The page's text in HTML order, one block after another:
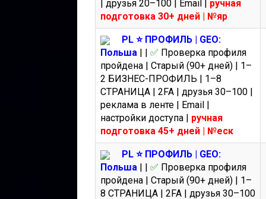
| друзья 20–100 | Email | ручная
подготовка 30+ дней | №яр
PL ⭐️ ПРОФИЛЬ | GEO:
Польша | | ✅ Проверка профиля
пройдена | Старый (90+ дней) | 1–
2 БИЗНЕС-ПРОФИЛЬ | 1–8
СТРАНИЦА | 2FA | друзья 30–100 |
реклама в ленте | Email |
настройки доступа | ручная
подготовка 45+ дней | №еск
PL ⭐️ ПРОФИЛЬ | GEO:
Польша | | ✅ Проверка профиля
пройдена | Старый (90+ дней) | 1–
8 СТРАНИЦА | 2FA | друзья 30–100